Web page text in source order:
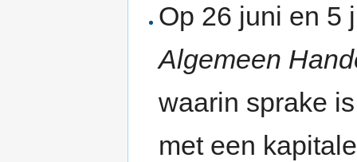
Op 26 juni en 5
Algemeen
waarin sprake
met een